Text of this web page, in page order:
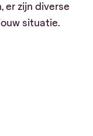
er zijn diverse
situatie.